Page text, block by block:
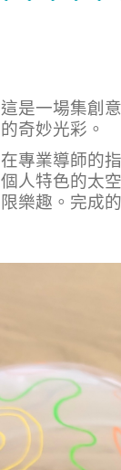
這是一場集創
的奇妙光彩。
在專業導師的
個人特色的太
限樂趣。完成